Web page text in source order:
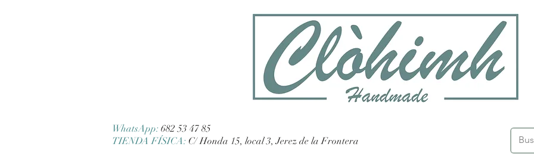
WhatsApp: 682 53 47 85
TIENDA FÍSICA: C/ Honda 15, local 3, Jerez de la Frontera